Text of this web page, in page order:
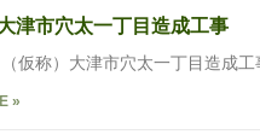
津市穴太一丁目造成工事
仮称）大津市穴太一丁目造成工
»